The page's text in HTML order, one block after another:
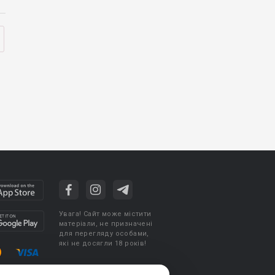
Увага! Сайт може містити
матеріали, не призначені
для перегляду особами,
які не досягли 18 років!